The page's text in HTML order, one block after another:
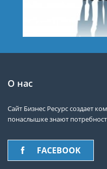
О нас
Сайт Бизнес Ресурс создает
понаслышке знают
FACEBOOK